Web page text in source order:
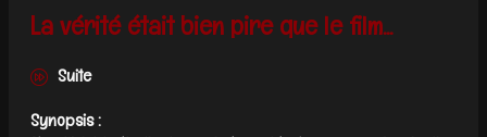
La vérité était bien pire que le film...
Suite
Synopsis :